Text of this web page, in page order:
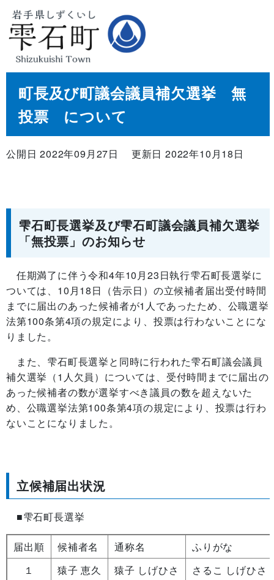
町長及び町議会議員補欠選挙 無
投票 について
公開日 2022年09月27日 更新日 2022年10月18日
雫石町長選挙及び雫石町議会議員補欠選挙
「無投票」のお知らせ
任期満了に伴う令和4年10月23日執行雫石町長選挙に
ついては、10月18日（告示日）の立候補者届出受付時間
までに届出のあった候補者が1人であったため、公職選挙
法第100条第4項の規定により、投票は行わないことにな
りました。
また、雫石町長選挙と同時に行われた雫石町議会議員
補欠選挙（1人欠員）については、受付時間までに届出の
あった候補者の数が選挙すべき議員の数を超えないた
め、公職選挙法第100条第4項の規定により、投票は行わ
ないことになりました。
立候補届出状況
■雫石町長選挙
届出順 候補者名 通称名
ふりがな
１
猿子 恵久 猿子 しげひさ さるこ しげひさ